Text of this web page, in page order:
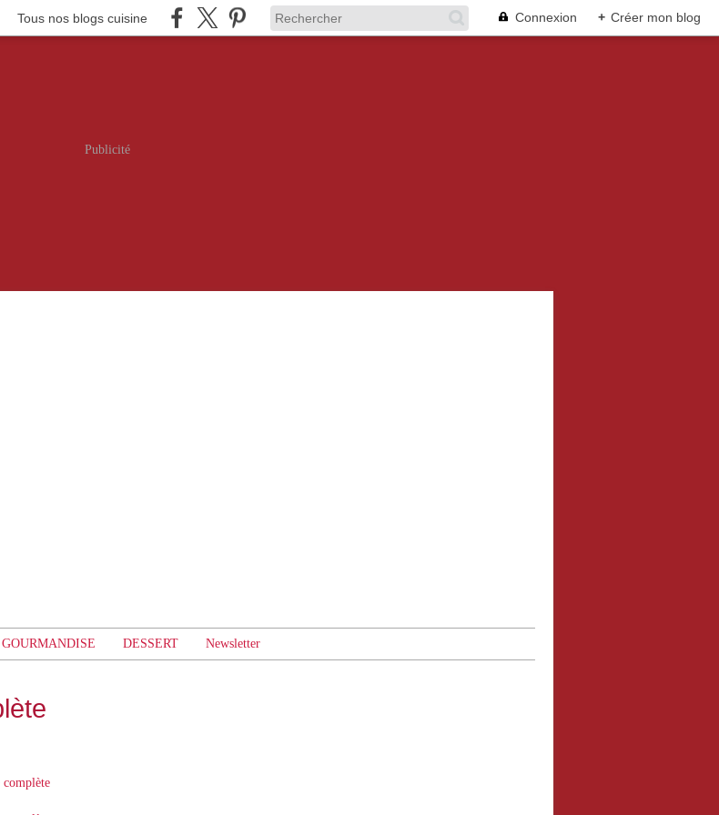
Tous nos blogs cuisine Connexion + Créer mon blog
Publicité
GOURMANDISE DESSERT Newsletter